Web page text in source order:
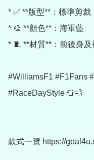
* ✅ **版型**：標準剪裁
* 🎨 **顏色**：海軍藍
* 🧵 **材質**：前後身
#WilliamsF1 #F1Fans
#RaceDayStyle 👕💨
款式一覽 https://